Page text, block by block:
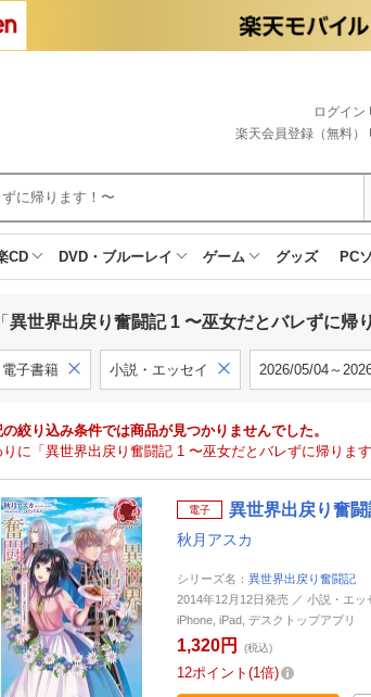
ログイン
楽天会員登録（無料）
CD DVD・ブルーレイ ゲーム グッズ PC
「 異世界出戻り奮闘記 1 〜巫女だとバレずに帰
電子書籍 小説・エッセイ 2026/05/04～
の絞り込み条件では商品が見つかりませんでした。
りに「異世界出戻り奮闘記 1 〜巫女だとバレずに帰りま
電子 異世界出戻り奮
秋月アスカ
シリーズ名： 異世界出戻り奮闘記
2014年12月12日発売 ／ 小説・エ
iPhone, iPad, デスクトップアプリ
1,320円 (税込)
12ポイント 1倍